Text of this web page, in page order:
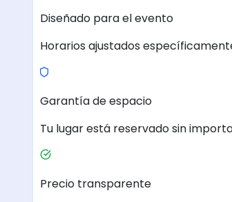
Diseñado para el evento
Horarios ajustados
Garantía de espacio
Tu lugar está reservado sin
Precio transparente